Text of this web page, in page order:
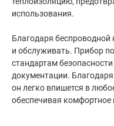
использования.
Благодаря беспроводной
и обслуживать. Прибор
стандартам
документации.
он легко впишется в
обеспечивая комфортное